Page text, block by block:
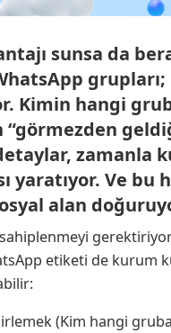
sunsa da
Kimin hangi
zamanla
yaratıyor. Ve bu
alan
sahiplenmeyi
etiketi de kurum
(Kim hangi